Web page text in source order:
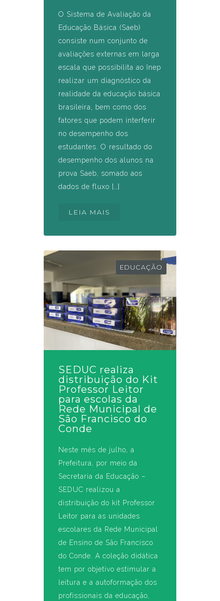
O Sistema de Avaliação da
Educação Básica (Saeb)
consiste num conjunto de
avaliações externas em larga
escala que possibilita ao Inep
realizar um diagnóstico da
realidade da educação básica
brasileira, bem como dos
fatores que podem interferir
no desempenho dos
estudantes. O resultado do
desempenho dos alunos na
prova Saeb, somado aos
dados de fluxo […]
LEIA MAIS
EDUCAÇÃO
SEDUC realiza
distribuição do Kit
Professor Leitor
para escolas da
Rede Municipal de
São Francisco do
Conde
Neste mês de julho, a
Prefeitura, por meio da
Secretaria da Educação –
SEDUC realizou a
distribuição do kit Professor
Leitor para as unidades
escolares da Rede Municipal
de Ensino de São Francisco
do Conde. A coleção didática
tem por objetivo estimular a
leitura e a autoformação dos
profissionais da educação,